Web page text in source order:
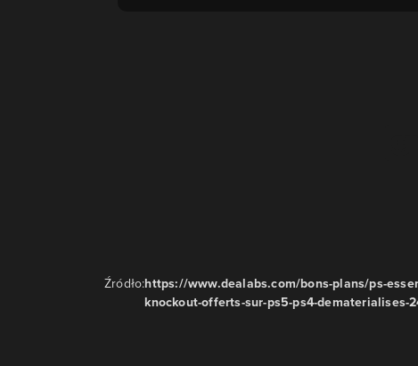
Źródło:https://www.dealabs.com/bons-plans/ps-
knockout-offerts-sur-ps5-ps4-dematerialises-